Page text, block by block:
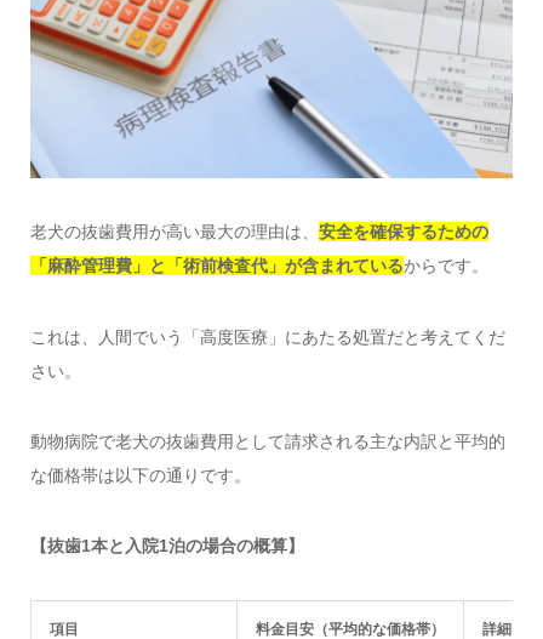
老犬の抜歯費用が高い最大の理由は、 安全を確保するための
「麻酔管理費」と「術前検査代」が含まれているからです。
これは、人間でいう「高度医療」にあたる処置だと考えてくだ
さい。
動物病院で老犬の抜歯費用として請求される主な内訳と平均的
な価格帯は以下の通りです。
【抜歯1本と入院1泊の場合の概算】
項目 料金目安（平均的な価格帯） 詳細